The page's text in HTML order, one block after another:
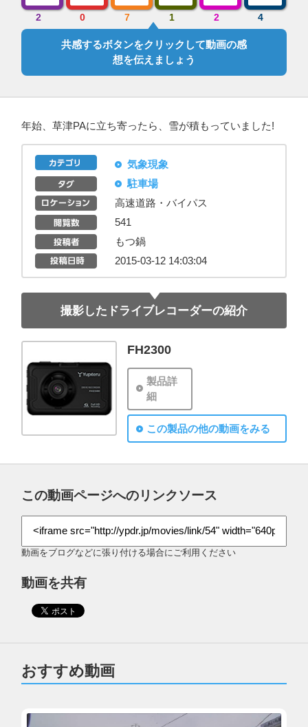
2 0 7 1 2 4
共感するボタンをクリックして動画の感
想を伝えましょう
年始、草津PAに立ち寄ったら、雪が積もっていました!
気象現象
駐車場
高速道路・バイパス
541
もつ鍋
2015-03-12 14:03:04
撮影したドライブレコーダーの紹介
FH2300
製品詳
細
この製品の他の動画をみる
この動画ページへのリンクソース
動画をブログなどに張り付ける場合にご利用ください
動画を共有
おすすめ動画